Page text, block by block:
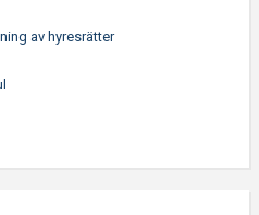
av hyresrätter